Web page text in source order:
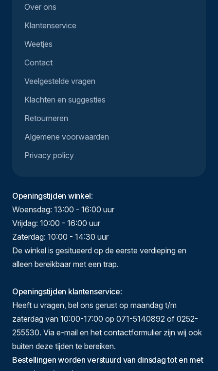
Over ons
Klantenservice
Weetjes
Contact
Veelgestelde vragen
Klachten en suggesties
Retourneren
Algemene voorwaarden
Privacy policy
Openingstijden winkel:
Woensdag: 13:00 - 16:00 uur
Vrijdag: 10:00 - 16:00 uur
Zaterdag: 10:00 - 14:30 uur
De winkel is gesitueerd op de eerste verdieping en
alleen bereikbaar met een trap.
Openingstijden klantenservice:
Heeft u vragen, bel ons gerust op maandag t/m
zaterdag van 10:00-17:00 op 071-5140892 of 0252-
255530. Via e-mail en het contactformulier zijn wij ook
buiten deze tijden te bereiken.
Bestellingen worden verstuurd van dinsdag tot en met